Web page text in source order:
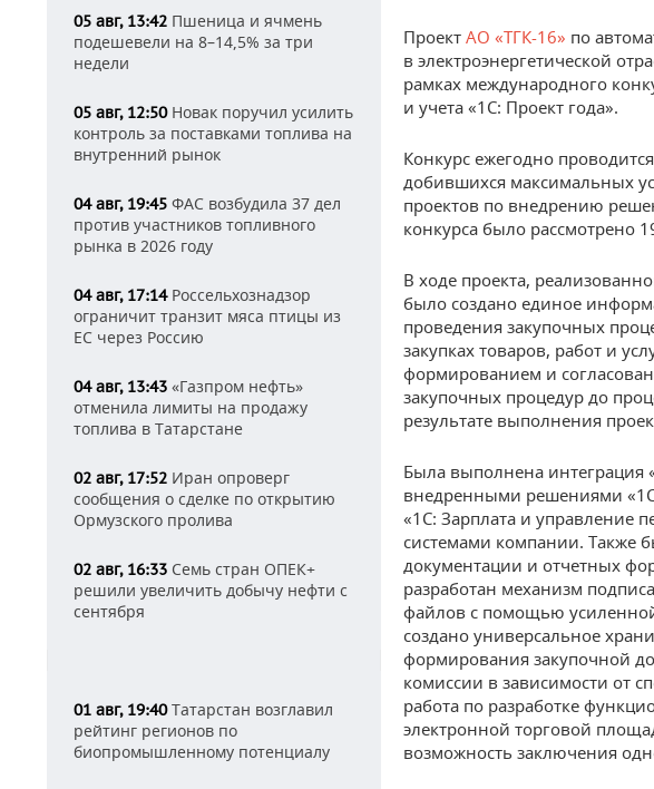
05 авг, 13:42 Пшеница и ячмень
подешевели на 8–14,5% за три
недели
05 авг, 12:50Новак поручил усилить
контроль за поставками топлива на
внутренний рынок
04 авг, 19:45 ФАС возбудила 37 дел
против участников топливного
рынка в 2026 году
04 авг, 17:14Россельхознадзор
ограничит транзит мяса птицы из
ЕС через Россию
04 авг, 13:43 «Газпром нефть»
отменила лимиты на продажу
топлива в Татарстане
02 авг, 17:52 Иран опроверг
сообщения о сделке по открытию
Ормузского пролива
02 авг, 16:33 Семь стран ОПЕК+
решили увеличить добычу нефти с
сентября
01 авг, 19:40Татарстан возглавил
рейтинг регионов по
биопромышленному потенциалу
Проект АО «ТГК-16» по
в электроэнергетической
рамках международного
и учета «1С: Проект года».
Конкурс ежегодно
добившихся максимальных
проектов по внедрению
конкурса было рассмотрено
В ходе проекта,
было создано единое
проведения закупочных
закупках товаров, работ и
формированием и
закупочных процедур до
результате выполнения
Была выполнена интеграция
внедренными решениями
«1С: Зарплата и
системами компании. Также
документации и отчетных
разработан механизм
файлов с помощью
создано универсальное
формирования закупочной
комиссии в зависимости от
работа по разработке
электронной торговой
возможность заключения